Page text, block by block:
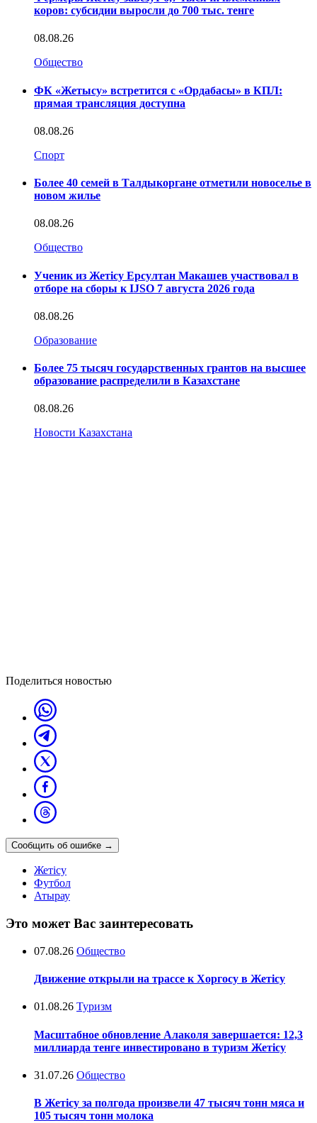
коров: субсидии выросли до 700 тыс. тенге
08.08.26
Общество
ФК «Жетысу» встретится с «Ордабасы» в КПЛ:
прямая трансляция доступна
08.08.26
Спорт
Более 40 семей в Талдыкоргане отметили новоселье в
новом жилье
08.08.26
Общество
Ученик из Жетісу Ерсултан Макашев участвовал в
отборе на сборы к IJSO 7 августа 2026 года
08.08.26
Образование
Более 75 тысяч государственных грантов на высшее
образование распределили в Казахстане
08.08.26
Новости Казахстана
Поделиться новостью
Сообщить об ошибке →
Жетісу
Футбол
Атырау
Это может Вас заинтересовать
07.08.26 Общество
Движение открыли на трассе к Хоргосу в Жетісу
01.08.26 Туризм
Масштабное обновление Алаколя завершается: 12,3
миллиарда тенге инвестировано в туризм Жетісу
31.07.26 Общество
В Жетісу за полгода произвели 47 тысяч тонн мяса и
105 тысяч тонн молока